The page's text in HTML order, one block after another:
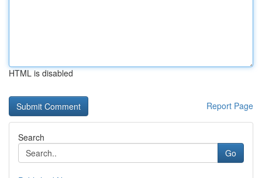
HTML is disabled
Report Page
Search
Go